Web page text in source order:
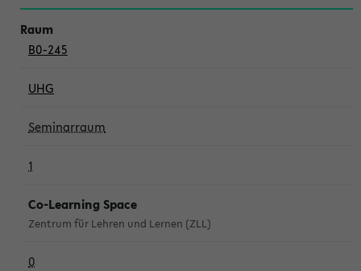
B0-245
UHG
Seminarraum
1
Co-Learning Space
Zentrum für Lehren und Lernen (ZLL)
0